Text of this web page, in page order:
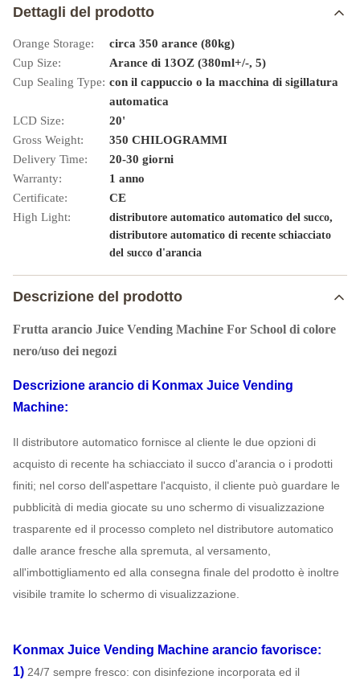
Dettagli del prodotto
Orange Storage:
circa 350 arance (80kg)
Cup Size:
Arance di 13OZ (380ml+/-, 5)
Cup Sealing Type: con il cappuccio o la macchina di sigillatura
automatica
LCD Size:
20'
Gross Weight:
350 CHILOGRAMMI
Delivery Time:
20-30 giorni
Warranty:
1 anno
Certificate:
CE
High Light:
distributore automatico automatico del succo,
distributore automatico di recente schiacciato
del succo d'arancia
Descrizione del prodotto
Frutta arancio Juice Vending Machine For School di colore
nero/uso dei negozi
Descrizione arancio di Konmax Juice Vending
Machine:
Il distributore automatico fornisce al cliente le due opzioni di
acquisto di recente ha schiacciato il succo d'arancia o i prodotti
finiti; nel corso dell'aspettare l'acquisto, il cliente può guardare le
pubblicità di media giocate su uno schermo di visualizzazione
trasparente ed il processo completo nel distributore automatico
dalle arance fresche alla spremuta, al versamento,
all'imbottigliamento ed alla consegna finale del prodotto è inoltre
visibile tramite lo schermo di visualizzazione.
Konmax Juice Vending Machine arancio favorisce:
1) 24/7 sempre fresco: con disinfezione incorporata ed il